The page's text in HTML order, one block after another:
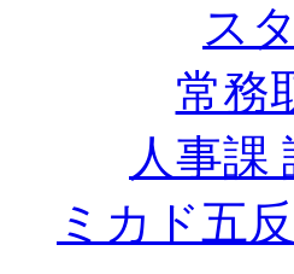
ス
常務
人事課
ミカド五